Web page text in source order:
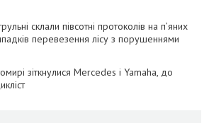
склали півсотні протоколів на пʼяних
перевезення лісу з порушеннями
зіткнулися Mercedes і Yamaha, до